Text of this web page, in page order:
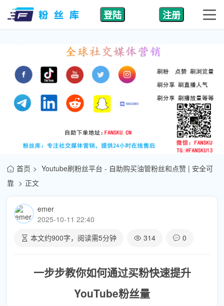
登陆 注册
首页
Youtube刷粉丝平台 - 自助购买油管粉丝和点赞 | 安全可
靠
正文
emer
2025-10-11 22:40
本文约900字，阅读需5分钟 314 0
一步步教你如何通过买粉快速提升
YouTube粉丝量